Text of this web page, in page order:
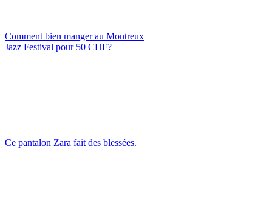
Comment bien manger au Montreux
Jazz Festival pour 50 CHF?
Ce pantalon Zara fait des blessées.